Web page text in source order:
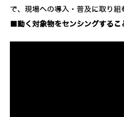
で、現場への導入・普及に取り組
■動く対象物をセンシングする